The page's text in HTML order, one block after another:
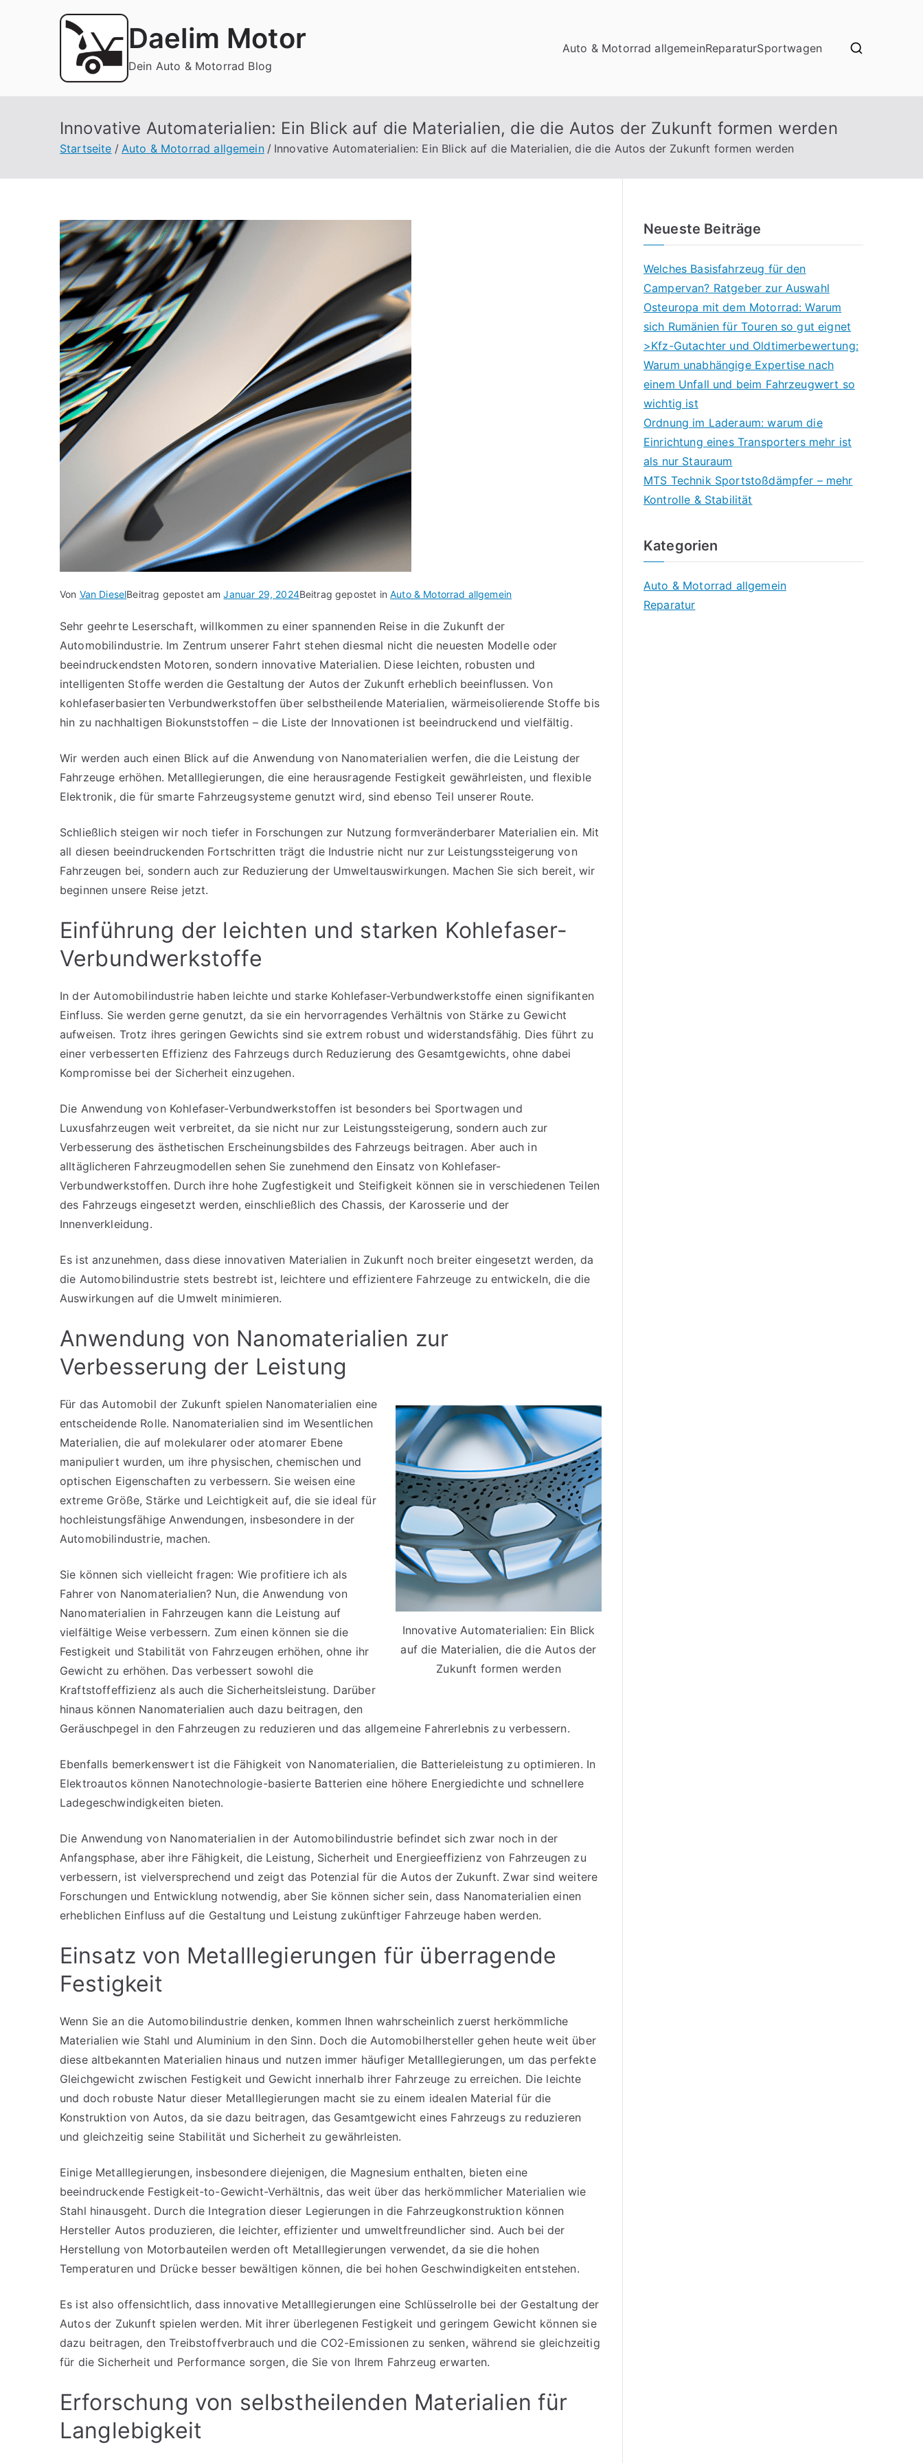
Daelim Motor
Dein Auto & Motorrad Blog
Auto & Motorrad allgemeinReparaturSportwagen
Innovative Automaterialien: Ein Blick auf die Materialien, die die Autos der Zukunft formen werden
Startseite Auto & Motorrad allgemein Innovative Automaterialien: Ein Blick auf die Materialien, die die Autos der Zukunft formen werden
Von Van DieselBeitrag gepostet amJanuar 29, 2024Beitrag gepostet inAuto & Motorrad allgemein
Sehr geehrte Leserschaft, willkommen zu einer spannenden Reise in die Zukunft der
Automobilindustrie. Im Zentrum unserer Fahrt stehen diesmal nicht die neuesten Modelle oder
beeindruckendsten Motoren, sondern innovative Materialien. Diese leichten, robusten und
intelligenten Stoffe werden die Gestaltung der Autos der Zukunft erheblich beeinflussen. Von
kohlefaserbasierten Verbundwerkstoffen über selbstheilende Materialien, wärmeisolierende Stoffe bis
hin zu nachhaltigen Biokunststoffen – die Liste der Innovationen ist beeindruckend und vielfältig.
Wir werden auch einen Blick auf die Anwendung von Nanomaterialien werfen, die die Leistung der
Fahrzeuge erhöhen. Metalllegierungen, die eine herausragende Festigkeit gewährleisten, und flexible
Elektronik, die für smarte Fahrzeugsysteme genutzt wird, sind ebenso Teil unserer Route.
Schließlich steigen wir noch tiefer in Forschungen zur Nutzung formveränderbarer Materialien ein. Mit
all diesen beeindruckenden Fortschritten trägt die Industrie nicht nur zur Leistungssteigerung von
Fahrzeugen bei, sondern auch zur Reduzierung der Umweltauswirkungen. Machen Sie sich bereit, wir
beginnen unsere Reise jetzt.
Einführung der leichten und starken Kohlefaser-
Verbundwerkstoffe
In der Automobilindustrie haben leichte und starke Kohlefaser-Verbundwerkstoffe einen signifikanten
Einfluss. Sie werden gerne genutzt, da sie ein hervorragendes Verhältnis von Stärke zu Gewicht
aufweisen. Trotz ihres geringen Gewichts sind sie extrem robust und widerstandsfähig. Dies führt zu
einer verbesserten Effizienz des Fahrzeugs durch Reduzierung des Gesamtgewichts, ohne dabei
Kompromisse bei der Sicherheit einzugehen.
Die Anwendung von Kohlefaser-Verbundwerkstoffen ist besonders bei Sportwagen und
Luxusfahrzeugen weit verbreitet, da sie nicht nur zur Leistungssteigerung, sondern auch zur
Verbesserung des ästhetischen Erscheinungsbildes des Fahrzeugs beitragen. Aber auch in
alltäglicheren Fahrzeugmodellen sehen Sie zunehmend den Einsatz von Kohlefaser-
Verbundwerkstoffen. Durch ihre hohe Zugfestigkeit und Steifigkeit können sie in verschiedenen Teilen
des Fahrzeugs eingesetzt werden, einschließlich des Chassis, der Karosserie und der
Innenverkleidung.
Es ist anzunehmen, dass diese innovativen Materialien in Zukunft noch breiter eingesetzt werden, da
die Automobilindustrie stets bestrebt ist, leichtere und effizientere Fahrzeuge zu entwickeln, die die
Auswirkungen auf die Umwelt minimieren.
Anwendung von Nanomaterialien zur
Verbesserung der Leistung
Innovative Automaterialien: Ein Blick
auf die Materialien, die die Autos der
Zukunft formen werden
Für das Automobil der Zukunft spielen Nanomaterialien eine
entscheidende Rolle. Nanomaterialien sind im Wesentlichen
Materialien, die auf molekularer oder atomarer Ebene
manipuliert wurden, um ihre physischen, chemischen und
optischen Eigenschaften zu verbessern. Sie weisen eine
extreme Größe, Stärke und Leichtigkeit auf, die sie ideal für
hochleistungsfähige Anwendungen, insbesondere in der
Automobilindustrie, machen.
Sie können sich vielleicht fragen: Wie profitiere ich als
Fahrer von Nanomaterialien? Nun, die Anwendung von
Nanomaterialien in Fahrzeugen kann die Leistung auf
vielfältige Weise verbessern. Zum einen können sie die
Festigkeit und Stabilität von Fahrzeugen erhöhen, ohne ihr
Gewicht zu erhöhen. Das verbessert sowohl die
Kraftstoffeffizienz als auch die Sicherheitsleistung. Darüber
hinaus können Nanomaterialien auch dazu beitragen, den
Geräuschpegel in den Fahrzeugen zu reduzieren und das allgemeine Fahrerlebnis zu verbessern.
Ebenfalls bemerkenswert ist die Fähigkeit von Nanomaterialien, die Batterieleistung zu optimieren. In
Elektroautos können Nanotechnologie-basierte Batterien eine höhere Energiedichte und schnellere
Ladegeschwindigkeiten bieten.
Die Anwendung von Nanomaterialien in der Automobilindustrie befindet sich zwar noch in der
Anfangsphase, aber ihre Fähigkeit, die Leistung, Sicherheit und Energieeffizienz von Fahrzeugen zu
verbessern, ist vielversprechend und zeigt das Potenzial für die Autos der Zukunft. Zwar sind weitere
Forschungen und Entwicklung notwendig, aber Sie können sicher sein, dass Nanomaterialien einen
erheblichen Einfluss auf die Gestaltung und Leistung zukünftiger Fahrzeuge haben werden.
Einsatz von Metalllegierungen für überragende
Festigkeit
Wenn Sie an die Automobilindustrie denken, kommen Ihnen wahrscheinlich zuerst herkömmliche
Materialien wie Stahl und Aluminium in den Sinn. Doch die Automobilhersteller gehen heute weit über
diese altbekannten Materialien hinaus und nutzen immer häufiger Metalllegierungen, um das perfekte
Gleichgewicht zwischen Festigkeit und Gewicht innerhalb ihrer Fahrzeuge zu erreichen. Die leichte
und doch robuste Natur dieser Metalllegierungen macht sie zu einem idealen Material für die
Konstruktion von Autos, da sie dazu beitragen, das Gesamtgewicht eines Fahrzeugs zu reduzieren
und gleichzeitig seine Stabilität und Sicherheit zu gewährleisten.
Einige Metalllegierungen, insbesondere diejenigen, die Magnesium enthalten, bieten eine
beeindruckende Festigkeit-to-Gewicht-Verhältnis, das weit über das herkömmlicher Materialien wie
Stahl hinausgeht. Durch die Integration dieser Legierungen in die Fahrzeugkonstruktion können
Hersteller Autos produzieren, die leichter, effizienter und umweltfreundlicher sind. Auch bei der
Herstellung von Motorbauteilen werden oft Metalllegierungen verwendet, da sie die hohen
Temperaturen und Drücke besser bewältigen können, die bei hohen Geschwindigkeiten entstehen.
Es ist also offensichtlich, dass innovative Metalllegierungen eine Schlüsselrolle bei der Gestaltung der
Autos der Zukunft spielen werden. Mit ihrer überlegenen Festigkeit und geringem Gewicht können sie
dazu beitragen, den Treibstoffverbrauch und die CO2-Emissionen zu senken, während sie gleichzeitig
für die Sicherheit und Performance sorgen, die Sie von Ihrem Fahrzeug erwarten.
Erforschung von selbstheilenden Materialien für
Langlebigkeit
Neueste Beiträge
Welches Basisfahrzeug für den
Campervan? Ratgeber zur Auswahl
Osteuropa mit dem Motorrad: Warum
sich Rumänien für Touren so gut eignet
>Kfz-Gutachter und Oldtimerbewertung:
Warum unabhängige Expertise nach
einem Unfall und beim Fahrzeugwert so
wichtig ist
Ordnung im Laderaum: warum die
Einrichtung eines Transporters mehr ist
als nur Stauraum
MTS Technik Sportstoßdämpfer – mehr
Kontrolle & Stabilität
Kategorien
Auto & Motorrad allgemein
Reparatur